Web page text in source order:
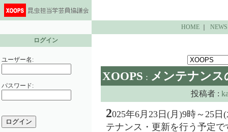
HOME｜ NEWS
ログイン
ユーザー名:
パスワード:
XOOPS : メンテナンス
投稿者 :
2025年6月23日(月)9時～25
テナンス・更新を行う予定で